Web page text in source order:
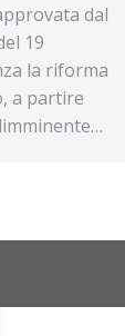
dal
19
la riforma
a partire